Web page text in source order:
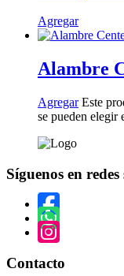
Agregar
Alambre
Agregar Este
se pueden elegir
Síguenos en redes
Contacto